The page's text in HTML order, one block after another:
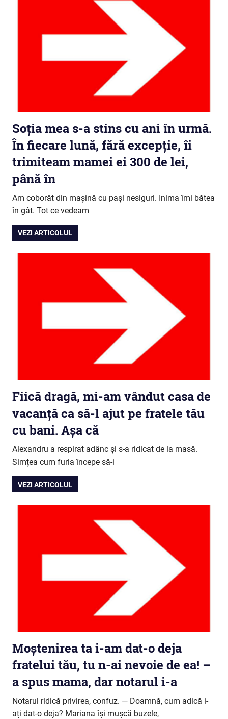
Soția mea s-a stins cu ani în urmă.
În fiecare lună, fără excepție, îi
trimiteam mamei ei 300 de lei,
până în
Am coborât din mașină cu pași nesiguri. Inima îmi bătea
în gât. Tot ce vedeam
VEZI ARTICOLUL
Fiică dragă, mi-am vândut casa de
vacanță ca să-l ajut pe fratele tău
cu bani. Așa că
Alexandru a respirat adânc și s-a ridicat de la masă.
Simțea cum furia începe să-i
VEZI ARTICOLUL
Moștenirea ta i-am dat-o deja
fratelui tău, tu n-ai nevoie de ea! –
a spus mama, dar notarul i-a
Notarul ridică privirea, confuz. — Doamnă, cum adică i-
ați dat-o deja? Mariana își mușcă buzele,